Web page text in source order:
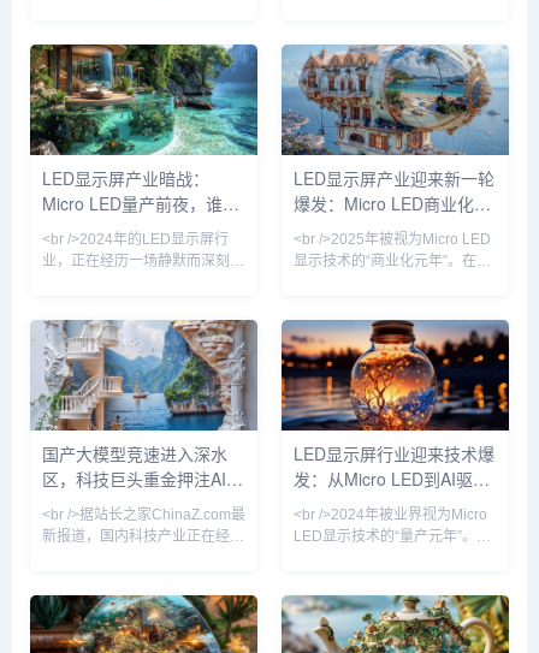
视为“显示技术的圣杯”，但由于
巨量转移工艺复杂、良率低，成
本居高不下。然而，今年多家头
部厂商宣布采用激光转移和范德
华力绑定技术，将Micro LED芯
片的转移效率提升至每小时数百
万颗，良率突破99.9%。最令人
振奋的是，一块55英寸4K
业显示领域的渗透率首次突破
35%，较去年同期增长12个百
分点。三星、TCL、京东方等头
部厂商纷纷推出搭载自研Mini
LED驱动方案的巨幕产品，亮度
均匀性与对比度达到新高度。与
此同时，Micro LED技术从实验
室走向中试线，苹果、索尼、利
Mic
LED显示屏产业暗战：
Micro LED量产前夜，谁在
改写千亿显示版图？
<br />2024年的LED显示屏行
业，正在经历一场静默而深刻的
距LED从P2.5一路杀至P0.4，
室内商显市场几乎被重塑。然
而，当间距缩小逼近物理极限，
传统的SMD封装与COB技术的
成本曲线开始钝化，行业竞争的
核心从“单位面积价格”转向“单位
像素价值”。最新披露的供应链
数据显示，2024年第三季度，
增长21
LED显示屏产业迎来新一轮
爆发：Micro LED商业化提
速，户外广告市场重构
<br />2025年被视为Micro LED
显示技术的“商业化元年”。在过
示屏，像素间距突破至P0.3以
下，亮度峰值达到10,000尼
特，而能耗较传统LED直显降低
约40%。更令人关注的是，巨量
转移良率首次突破99.9%，这意
味着长期阻碍Micro LED普及的
成本瓶颈正在瓦解。行业分析师
预测，到2026年，Micro LED在
国产大模型竞速进入深水
区，科技巨头重金押注AI基
础设施
<br />据站长之家ChinaZ.com最
新报道，国内科技产业正在经历
集发布新一代基座模型，参数规
模与推理能力双双跃升。然而，
与上一轮单纯比拼参数不同，当
LED显示屏行业迎来技术爆
发：从Micro LED到AI驱
动，产业格局正在重塑
<br />2024年被业界视为Micro
LED显示技术的“量产元年”。根
量转移与修复工艺的瓶颈，将
Micro LED芯片的良率提升至
99.9%以上。与传统的LCD和